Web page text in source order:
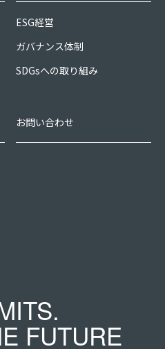
ESG経営
ガバナンス体制
SDGsへの取り組み
お問い合わせ
FUTURE